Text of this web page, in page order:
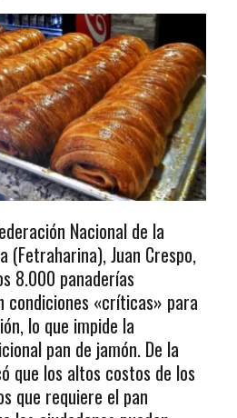
Nacional de la
(Fetraharina), Juan Crespo,
8.000 panaderías
condiciones «críticas» para
lo que impide la
pan de jamón. De la
que los altos costos de los
que requiere el pan